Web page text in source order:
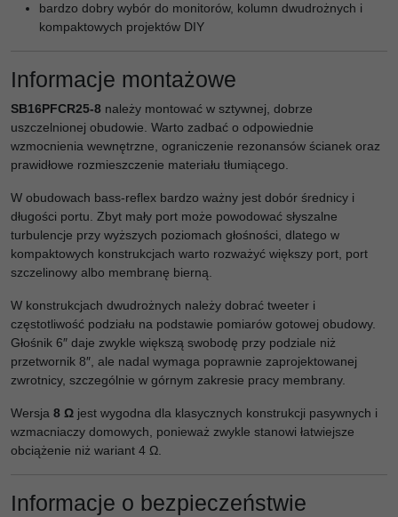
bardzo dobry wybór do monitorów, kolumn dwudrożnych i
kompaktowych projektów DIY
Informacje montażowe
SB16PFCR25-8 należy montować w sztywnej, dobrze
uszczelnionej obudowie. Warto zadbać o odpowiednie
wzmocnienia wewnętrzne, ograniczenie rezonansów ścianek oraz
prawidłowe rozmieszczenie materiału tłumiącego.
W obudowach bass-reflex bardzo ważny jest dobór średnicy i
długości portu. Zbyt mały port może powodować słyszalne
turbulencje przy wyższych poziomach głośności, dlatego w
kompaktowych konstrukcjach warto rozważyć większy port, port
szczelinowy albo membranę bierną.
W konstrukcjach dwudrożnych należy dobrać tweeter i
częstotliwość podziału na podstawie pomiarów gotowej obudowy.
Głośnik 6″ daje zwykle większą swobodę przy podziale niż
przetwornik 8″, ale nadal wymaga poprawnie zaprojektowanej
zwrotnicy, szczególnie w górnym zakresie pracy membrany.
Wersja 8 Ω jest wygodna dla klasycznych konstrukcji pasywnych i
wzmacniaczy domowych, ponieważ zwykle stanowi łatwiejsze
obciążenie niż wariant 4 Ω.
Informacje o bezpieczeństwie